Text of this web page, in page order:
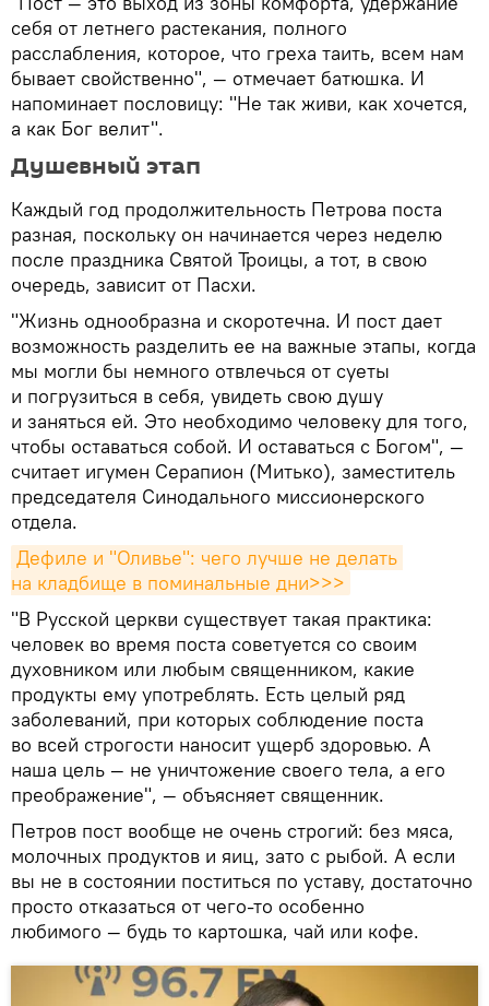
себя от летнего растекания, полного
расслабления, которое, что греха таить, всем нам
бывает свойственно", — отмечает батюшка. И
напоминает пословицу: "Не так живи, как хочется,
а как Бог велит".
Душевный этап
Каждый год продолжительность Петрова поста
разная, поскольку он начинается через неделю
после праздника Святой Троицы, а тот, в свою
очередь, зависит от Пасхи.
"Жизнь однообразна и скоротечна. И пост дает
возможность разделить ее на важные этапы, когда
мы могли бы немного отвлечься от суеты
и погрузиться в себя, увидеть свою душу
и заняться ей. Это необходимо человеку для того,
чтобы оставаться собой. И оставаться с Богом", —
считает игумен Серапион (Митько), заместитель
председателя Синодального миссионерского
отдела.
Дефиле и "Оливье": чего лучше не делать
на кладбище в поминальные дни>>>
"В Русской церкви существует такая практика:
человек во время поста советуется со своим
духовником или любым священником, какие
продукты ему употреблять. Есть целый ряд
заболеваний, при которых соблюдение поста
во всей строгости наносит ущерб здоровью. А
наша цель — не уничтожение своего тела, а его
преображение", — объясняет священник.
Петров пост вообще не очень строгий: без мяса,
молочных продуктов и яиц, зато с рыбой. А если
вы не в состоянии поститься по уставу, достаточно
просто отказаться от чего-то особенно
любимого — будь то картошка, чай или кофе.